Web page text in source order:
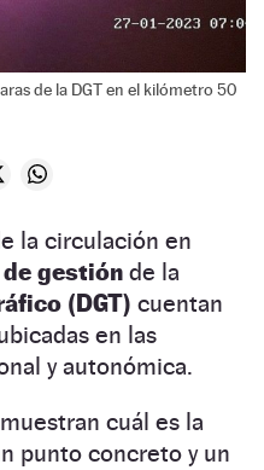
de la DGT en el kilómetro 50
la circulación en
gestión de la
(DGT) cuentan
en las
y autonómica.
muestran cuál es la
punto concreto y un